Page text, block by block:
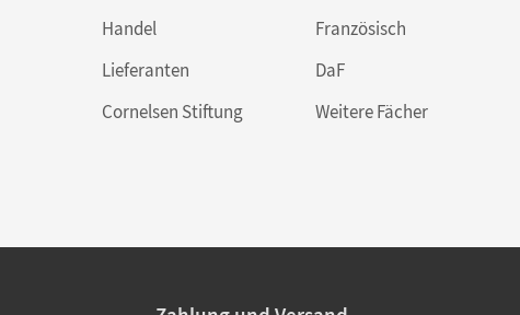
Handel
Lieferanten
Cornelsen Stiftung
Französisch
DaF
Weitere Fächer